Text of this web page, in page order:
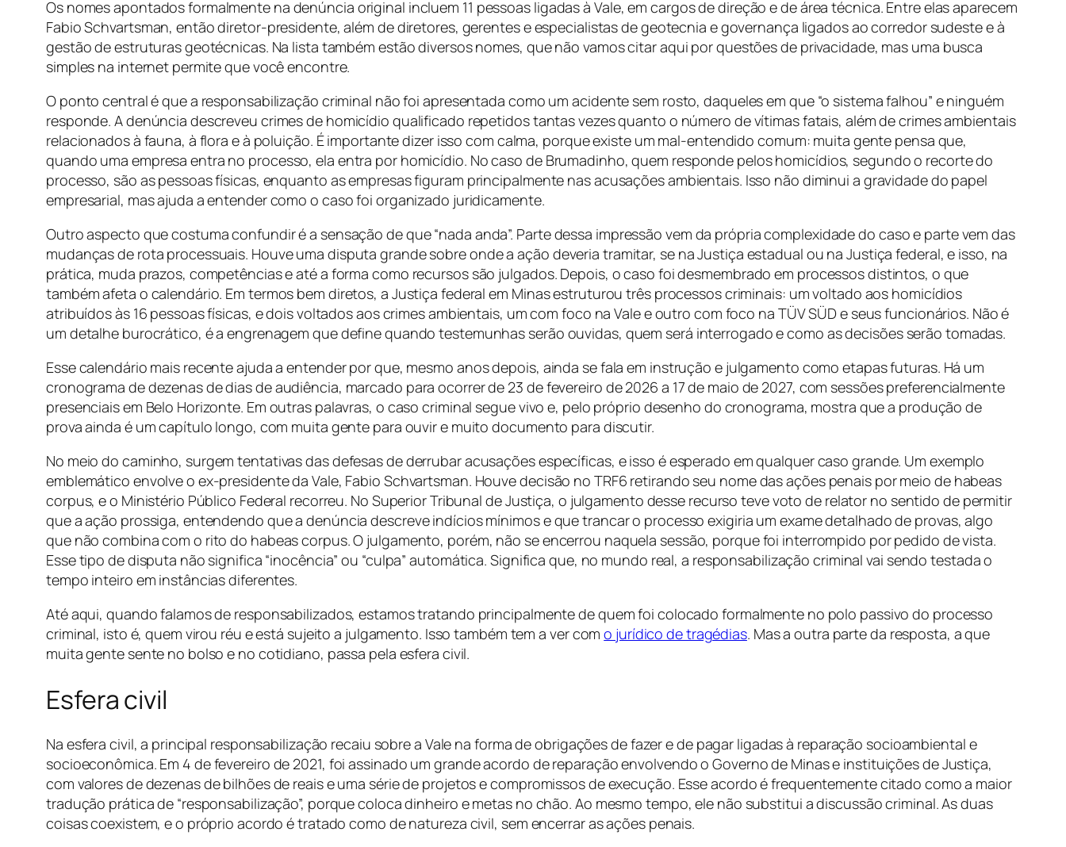
Os nomes apontados formalmente na denúncia original incluem 11 pessoas ligadas à Vale, em cargos de direção e de área técnica. Entre elas aparecem
Fabio Schvartsman, então diretor-presidente, além de diretores, gerentes e especialistas de geotecnia e governança ligados ao corredor sudeste e à
gestão de estruturas geotécnicas. Na lista também estão diversos nomes, que não vamos citar aqui por questões de privacidade, mas uma busca
simples na internet permite que você encontre.
O ponto central é que a responsabilização criminal não foi apresentada como um acidente sem rosto, daqueles em que “o sistema falhou” e ninguém
responde. A denúncia descreveu crimes de homicídio qualificado repetidos tantas vezes quanto o número de vítimas fatais, além de crimes ambientais
relacionados à fauna, à flora e à poluição. É importante dizer isso com calma, porque existe um mal-entendido comum: muita gente pensa que,
quando uma empresa entra no processo, ela entra por homicídio. No caso de Brumadinho, quem responde pelos homicídios, segundo o recorte do
processo, são as pessoas físicas, enquanto as empresas figuram principalmente nas acusações ambientais. Isso não diminui a gravidade do papel
empresarial, mas ajuda a entender como o caso foi organizado juridicamente.
Outro aspecto que costuma confundir é a sensação de que “nada anda”. Parte dessa impressão vem da própria complexidade do caso e parte vem das
mudanças de rota processuais. Houve uma disputa grande sobre onde a ação deveria tramitar, se na Justiça estadual ou na Justiça federal, e isso, na
prática, muda prazos, competências e até a forma como recursos são julgados. Depois, o caso foi desmembrado em processos distintos, o que
também afeta o calendário. Em termos bem diretos, a Justiça federal em Minas estruturou três processos criminais: um voltado aos homicídios
atribuídos às 16 pessoas físicas, e dois voltados aos crimes ambientais, um com foco na Vale e outro com foco na TÜV SÜD e seus funcionários. Não é
um detalhe burocrático, é a engrenagem que define quando testemunhas serão ouvidas, quem será interrogado e como as decisões serão tomadas.
Esse calendário mais recente ajuda a entender por que, mesmo anos depois, ainda se fala em instrução e julgamento como etapas futuras. Há um
cronograma de dezenas de dias de audiência, marcado para ocorrer de 23 de fevereiro de 2026 a 17 de maio de 2027, com sessões preferencialmente
presenciais em Belo Horizonte. Em outras palavras, o caso criminal segue vivo e, pelo próprio desenho do cronograma, mostra que a produção de
prova ainda é um capítulo longo, com muita gente para ouvir e muito documento para discutir.
No meio do caminho, surgem tentativas das defesas de derrubar acusações específicas, e isso é esperado em qualquer caso grande. Um exemplo
emblemático envolve o ex-presidente da Vale, Fabio Schvartsman. Houve decisão no TRF6 retirando seu nome das ações penais por meio de habeas
corpus, e o Ministério Público Federal recorreu. No Superior Tribunal de Justiça, o julgamento desse recurso teve voto de relator no sentido de permitir
que a ação prossiga, entendendo que a denúncia descreve indícios mínimos e que trancar o processo exigiria um exame detalhado de provas, algo
que não combina com o rito do habeas corpus. O julgamento, porém, não se encerrou naquela sessão, porque foi interrompido por pedido de vista.
Esse tipo de disputa não significa “inocência” ou “culpa” automática. Significa que, no mundo real, a responsabilização criminal vai sendo testada o
tempo inteiro em instâncias diferentes.
Até aqui, quando falamos de responsabilizados, estamos tratando principalmente de quem foi colocado formalmente no polo passivo do processo
criminal, isto é, quem virou réu e está sujeito a julgamento. Isso também tem a ver como jurídico de tragédias. Mas a outra parte da resposta, a que
muita gente sente no bolso e no cotidiano, passa pela esfera civil.
Esfera civil
Na esfera civil, a principal responsabilização recaiu sobre a Vale na forma de obrigações de fazer e de pagar ligadas à reparação socioambiental e
socioeconômica. Em 4 de fevereiro de 2021, foi assinado um grande acordo de reparação envolvendo o Governo de Minas e instituições de Justiça,
com valores de dezenas de bilhões de reais e uma série de projetos e compromissos de execução. Esse acordo é frequentemente citado como a maior
tradução prática de “responsabilização”, porque coloca dinheiro e metas no chão. Ao mesmo tempo, ele não substitui a discussão criminal. As duas
coisas coexistem, e o próprio acordo é tratado como de natureza civil, sem encerrar as ações penais.